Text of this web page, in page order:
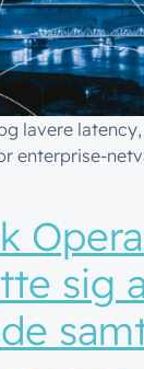
lavere
enterprise-
mere en
sig